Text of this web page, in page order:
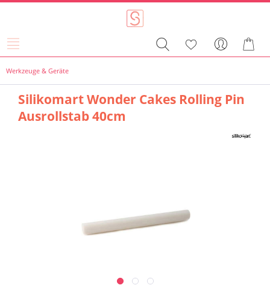
Werkzeuge & Geräte
Silikomart Wonder Cakes Rolling Pin
Ausrollstab 40cm